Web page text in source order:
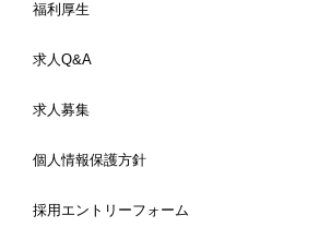
福利厚生
求人Q&A
求人募集
個人情報保護方針
採用エントリーフォーム